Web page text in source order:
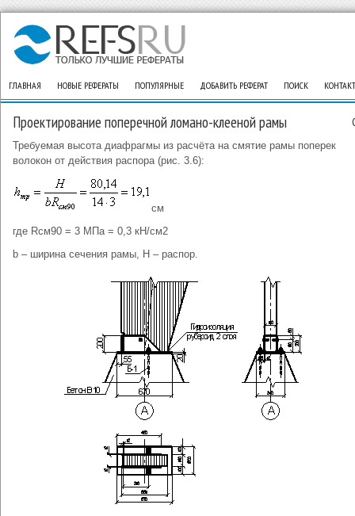
ГЛАВНАЯ НОВЫЕ РЕФЕРАТЫ ПОПУЛЯРНЫЕ ДОБАВИТЬ РЕФЕРАТ ПОИСК
Проектирование поперечной ломано-клееной рамы
Требуемая высота диафрагмы из расчёта на смятие рамы поперек
волокон от действия распора (рис. 3.6):
см
где Rсм90 = 3 МПа = 0,3 кН/см2
b – ширина сечения рамы, Н – распор.